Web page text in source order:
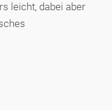
leicht, dabei aber